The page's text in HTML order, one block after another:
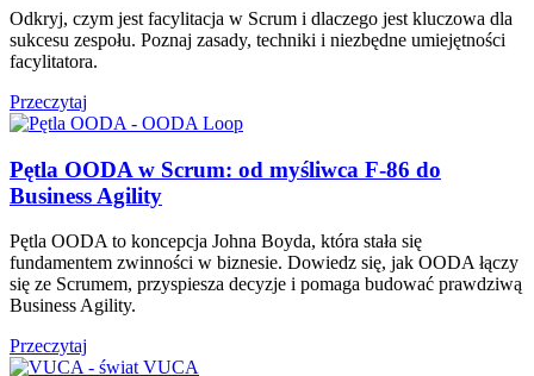
Odkryj, czym jest facylitacja w Scrum i dlaczego jest kluczowa dla
sukcesu zespołu. Poznaj zasady, techniki i niezbędne umiejętności
facylitatora.
Przeczytaj
Pętla OODA w Scrum: od myśliwca F‑86 do
Business Agility
Pętla OODA to koncepcja Johna Boyda, która stała się
fundamentem zwinności w biznesie. Dowiedz się, jak OODA łączy
się ze Scrumem, przyspiesza decyzje i pomaga budować prawdziwą
Business Agility.
Przeczytaj